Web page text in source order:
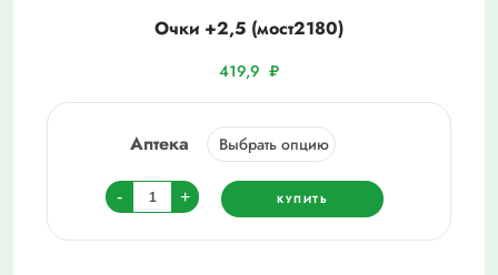
Очки +2,5 (мост2180)
419,9 ₽
Аптека
-
Количество
товара
Очки
+ КУПИТЬ